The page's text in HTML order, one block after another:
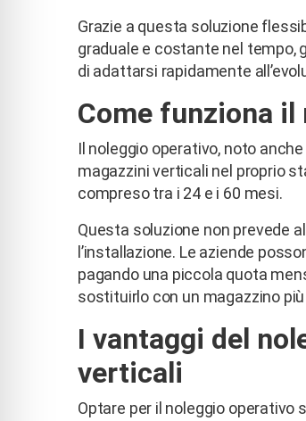
Grazie a questa soluzione
graduale e costante nel tempo,
di adattarsi rapidamente
Come funziona
Il noleggio operativo, noto
magazzini verticali nel proprio
compreso tra i 24 e i 60 mesi.
Questa soluzione non prevede
l’installazione. Le aziende
pagando una piccola quota
sostituirlo con un magazzino
I vantaggi del
verticali
Optare per il noleggio